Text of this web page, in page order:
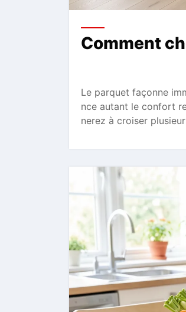
Comment
Le parquet façonne
nce autant le confort
nerez à croiser